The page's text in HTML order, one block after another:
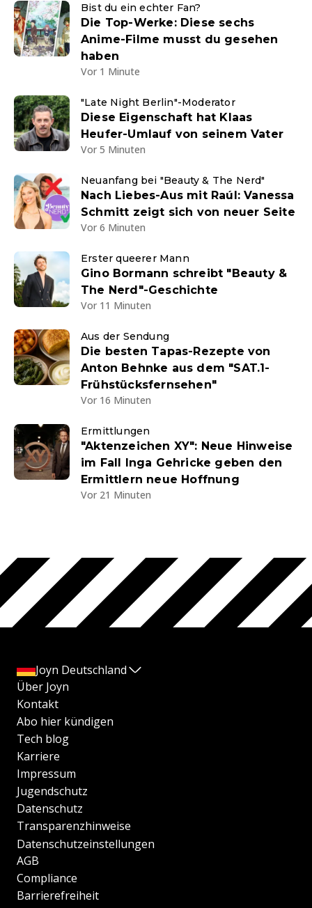
Bist du ein echter Fan?
Die Top-Werke: Diese sechs
Anime-Filme musst du gesehen
haben
Vor 1 Minute
"Late Night Berlin"-Moderator
Diese Eigenschaft hat Klaas
Heufer-Umlauf von seinem Vater
Vor 5 Minuten
Neuanfang bei "Beauty & The Nerd"
Nach Liebes-Aus mit Raúl: Vanessa
Schmitt zeigt sich von neuer Seite
Vor 6 Minuten
Erster queerer Mann
Gino Bormann schreibt "Beauty &
The Nerd"-Geschichte
Vor 11 Minuten
Aus der Sendung
Die besten Tapas-Rezepte von
Anton Behnke aus dem "SAT.1-
Frühstücksfernsehen"
Vor 16 Minuten
Ermittlungen
"Aktenzeichen XY": Neue Hinweise
im Fall Inga Gehricke geben den
Ermittlern neue Hoffnung
Vor 21 Minuten
Joyn Deutschland
Über Joyn
Kontakt
Abo hier kündigen
Tech blog
Karriere
Impressum
Jugendschutz
Datenschutz
Transparenzhinweise
Datenschutzeinstellungen
AGB
Compliance
Barrierefreiheit